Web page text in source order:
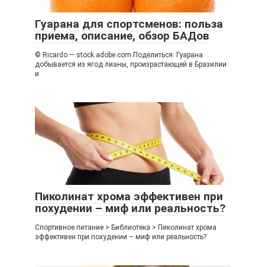
Гуарана для спортсменов: польза
приема, описание, обзор БАДов
© Ricardo — stock.adobe.com Поделиться: Гуарана
добывается из ягод лианы, произрастающей в Бразилии
и
Пиколинат хрома эффективен при
похудении – миф или реальность?
Спортивное питание > Библиотека > Пиколинат хрома
эффективен при похудении – миф или реальность?